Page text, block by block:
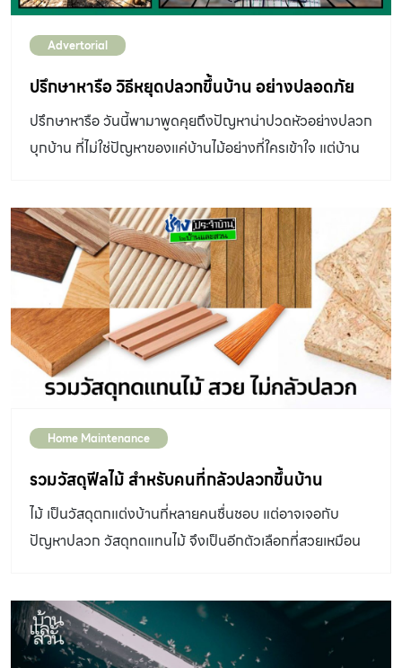
ป้องกันและกำจัดอย่างได้ผล และปลอดภัยกับคุณ ครอบครัว
และสิ่งแวดล้อมมากที่สุด วิธี กำจัดปลวก ด้วย ระบบฉีดพ่น ให้
สารเคมีกระจายทุกจุด เมื่อปลวกบุก การแก้ปัญหาเฉพาะหน้า
ของหลายคนมักเป็นการฉีดพ่นด้วยยาฉีดแมลงที่มีอยู่ในบ้าน
ส่วนมากเป็นสารออกฤทธิ์รุนแรง ซึ่งสามารถกำจัดปลวกที่
ลงไปยังรังใหญ่ที่อยู่ใต้ดิน และเมื่อเวลาผ่านไปก็จะกลับขึ้นมา
ทำลายบ้านในจุดอื่นๆ กลายเป็นสร้างความเสียหายหนักกว่า
เดิม การฉีดพ่นรูปแบบที่ป้องกันปลวกได้ทั้งบ้านจึงต้องฉีดพ่น
สารให้ครอบคลุมทุกจุดที่คิดว่าปลวกจะเดินผ่าน ไม่ว่าจะ
เป็นการพ่นสารเคมี ฉีดโฟมกำจัดปลวก วางท่อใต้ดิน หรือเจาะ
พื้นคอนกรีตเพื่ออัดน้ำยา ฤทธิ์ของสารเคมีที่กระจายอยู่ทั่ว
บ้านจะทำให้ปลวกไม่สามารถอาศัยหรือขยายพันธุ์ได้ จนตายไป
ในที่สุด วิธีนี้ทำให้บ้านปลอดภัยจากปลวกนานนับปี แต่ก็ต้อง
คำนึงถึงผลกระทบจากการฉีดพ่นด้วย เนื่องจากสารกำจัด
กลิ่นแรงจนเจ้าของบ้านเองก็อยู่บ้านไม่ได้ข้ามวัน และอาจส่ง
ผลมากขึ้นกับผู้ป่วย เด็กอ่อน และสัตว์เลี้ยง ตั้งแต่อาการอย่าง
เบา เช่น หายใจไม่สะดวก […]
Advertorial
ปรึกษาหารือ วิธีหยุดปลวกขึ้นบ้าน อย่างปลอดภัย
ปรึกษาหารือ วันนี้พามาพูดคุยถึงปัญหาน่าปวดหัวอย่างปลวก
บุกบ้าน ที่ไม่ใช่ปัญหาของแค่บ้านไม้อย่างที่ใครเข้าใจ แต่บ้าน
Sentricon ที่กำลังเป็นที่นิยมใช้ มาปรึกษาหารือกับ คุณเกรซ
– วรรณฤดี ศรีเพ็ญ ผู้เชี่ยวชาญจาก Mfactors ผู้ให้บริการ
จำกัดปลวก ครบวงจร ที่ใช้ระบบฝังเหยื่อระบบ Sentricon
100% กัน ถาม: ระบบฝังเหยื่อ Sentricon คืออะไร ทำไมมา
แรง ตอบ : ระบบฝังเหยื่อ Sentricon เป็นทางเลือกของการ
กำจัดปลวกที่ไม่ต้องเจาะบ้านให้เสียหาย ติดตั้งง่าย หยุดปลวก
ได้ 100% ที่สำคัญคือมีมาตรฐานความปลอดภัยสูง ไร้กลิ่น
สัตว์เลี้ยงในบ้าน และยังได้รับการรับรองมาตรฐานสากล เนื่อง
ด้วยเป็นระบบที่ Mfactors นำเข้ามาจากประเทศ อเมริกา โดย
ได้รับลิขสิทธิ์ถูกต้องจากบริษัทในเครือ Dow Chemical
ด้วยข้อดีเหล่านี้ ทำให้บ้านสมัยใหม่ ไม่ว่าจะเป็นโครงการ หรือ
บ้านรีโนเวต จึงหันมานิยมกำจัดปลวก หยุดปลวก ด้วยด้วย
อย่างธรรมเนียบขาว หรือเทพีเสรีภาพ ถาม: ระบบฝังเหยื่อ
ทำงานยังไง ? ตอบ : ปกติทางทีม […]
Home Maintenance
รวมวัสดุฟีลไม้ สำหรับคนที่กลัวปลวกขึ้นบ้าน
ไม้ เป็นวัสดุตกแต่งบ้านที่หลายคนชื่นชอบ แต่อาจเจอกับ
ปัญหาปลวก วัสดุทดแทนไม้ จึงเป็นอีกตัวเลือกที่สวยเหมือน
คงหนีไม่พ้น “ไม้” นั่นเอง ทั้งนี้เป็นเพราะความอบอุ่นจากสีของ
เนื้อไม้ ลวดลายที่สวยงาม และสัมผัสที่รู้สึกดี แต่ต้องยอมรับว่า